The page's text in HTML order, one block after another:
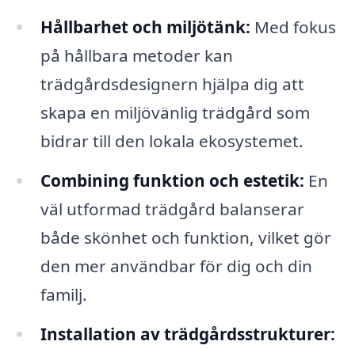
Hållbarhet och miljötänk: Med fokus
på hållbara metoder kan
trädgårdsdesignern hjälpa dig att
skapa en miljövänlig trädgård som
bidrar till den lokala ekosystemet.
Combining funktion och estetik: En
väl utformad trädgård balanserar
både skönhet och funktion, vilket gör
den mer användbar för dig och din
familj.
Installation av trädgårdsstrukturer: